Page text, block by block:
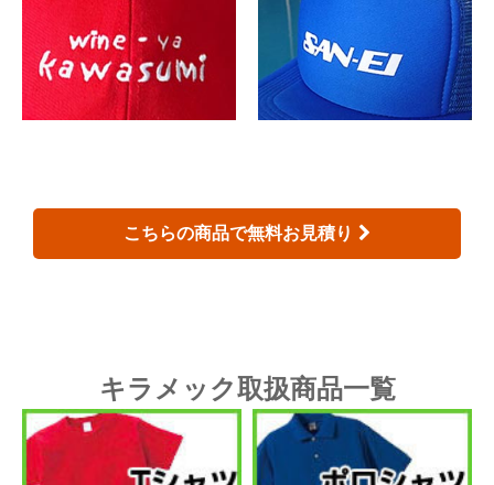
こちらの商品で無料お見積り
キラメック取扱商品一覧